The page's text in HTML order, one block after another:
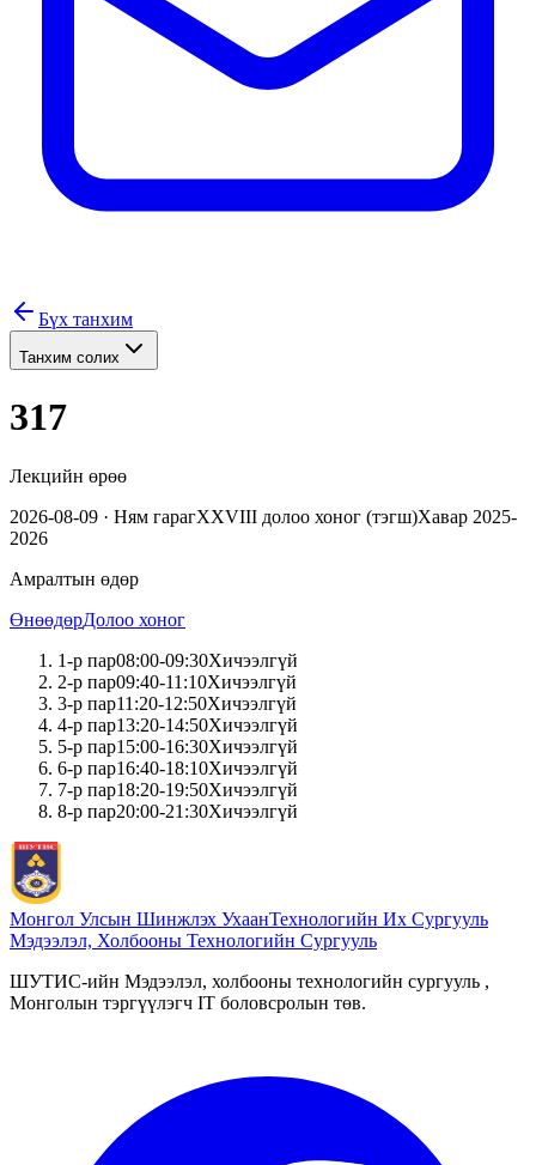
Бүх танхим
Танхим солих
317
Лекцийн өрөө
2026-08-09 · Ням гарагXXVIII долоо хоног (тэгш)Хавар 2025-
2026
Амралтын өдөр
ӨнөөдөрДолоо хоног
1-р пар08:00-09:30Хичээлгүй
2-р пар09:40-11:10Хичээлгүй
3-р пар11:20-12:50Хичээлгүй
4-р пар13:20-14:50Хичээлгүй
5-р пар15:00-16:30Хичээлгүй
6-р пар16:40-18:10Хичээлгүй
7-р пар18:20-19:50Хичээлгүй
8-р пар20:00-21:30Хичээлгүй
Монгол Улсын Шинжлэх УхаанТехнологийн Их Сургууль
Мэдээлэл, Холбооны Технологийн Сургууль
ШУТИС-ийн Мэдээлэл, холбооны технологийн сургууль ,
Монголын тэргүүлэгч IT боловсролын төв.